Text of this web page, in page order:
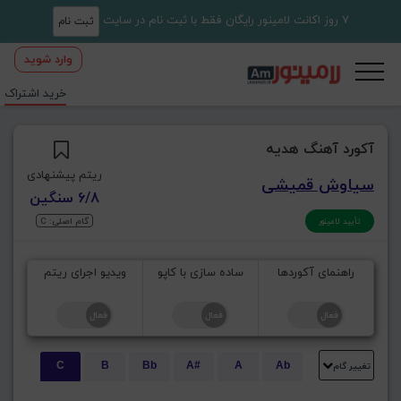
7 روز اکانت لامینور رایگان فقط با ثبت نام در سایت ثبت نام
وارد شوید
خرید اشتراک
آکورد آهنگ هدیه
سیاوش قمیشی
تأیید لامینور
ریتم پیشنهادی
6/8 سنگین
گام اصلی: C
راهنمای آکوردها ساده سازی با کاپو ویدیو اجرای ریتم
تغییر گام Ab
A
A#
Bb
B
C